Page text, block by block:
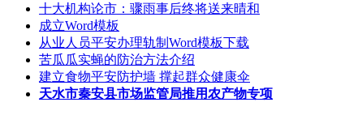
十大机构论市：骤雨事后终将送来晴和
成立Word模板
从业人员平安办理轨制Word模板下载
苦瓜瓜实蝇的防治方法介绍
建立食物平安防护墙 撑起群众健康伞
天水市秦安县市场监管局推用农产物专项